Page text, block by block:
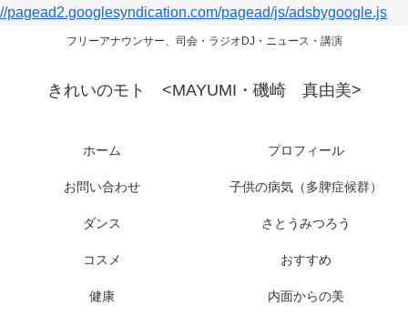
//pagead2.googlesyndication.com/pagead/js/adsbygoogle.js
フリーアナウンサー、司会・ラジオDJ・ニュース・講演
きれいのモト <MAYUMI・磯崎 真由美>
ホーム プロフィール
お問い合わせ 子供の病気（多脾症候群）
ダンス さとうみつろう
コスメ おすすめ
健康 内面からの美